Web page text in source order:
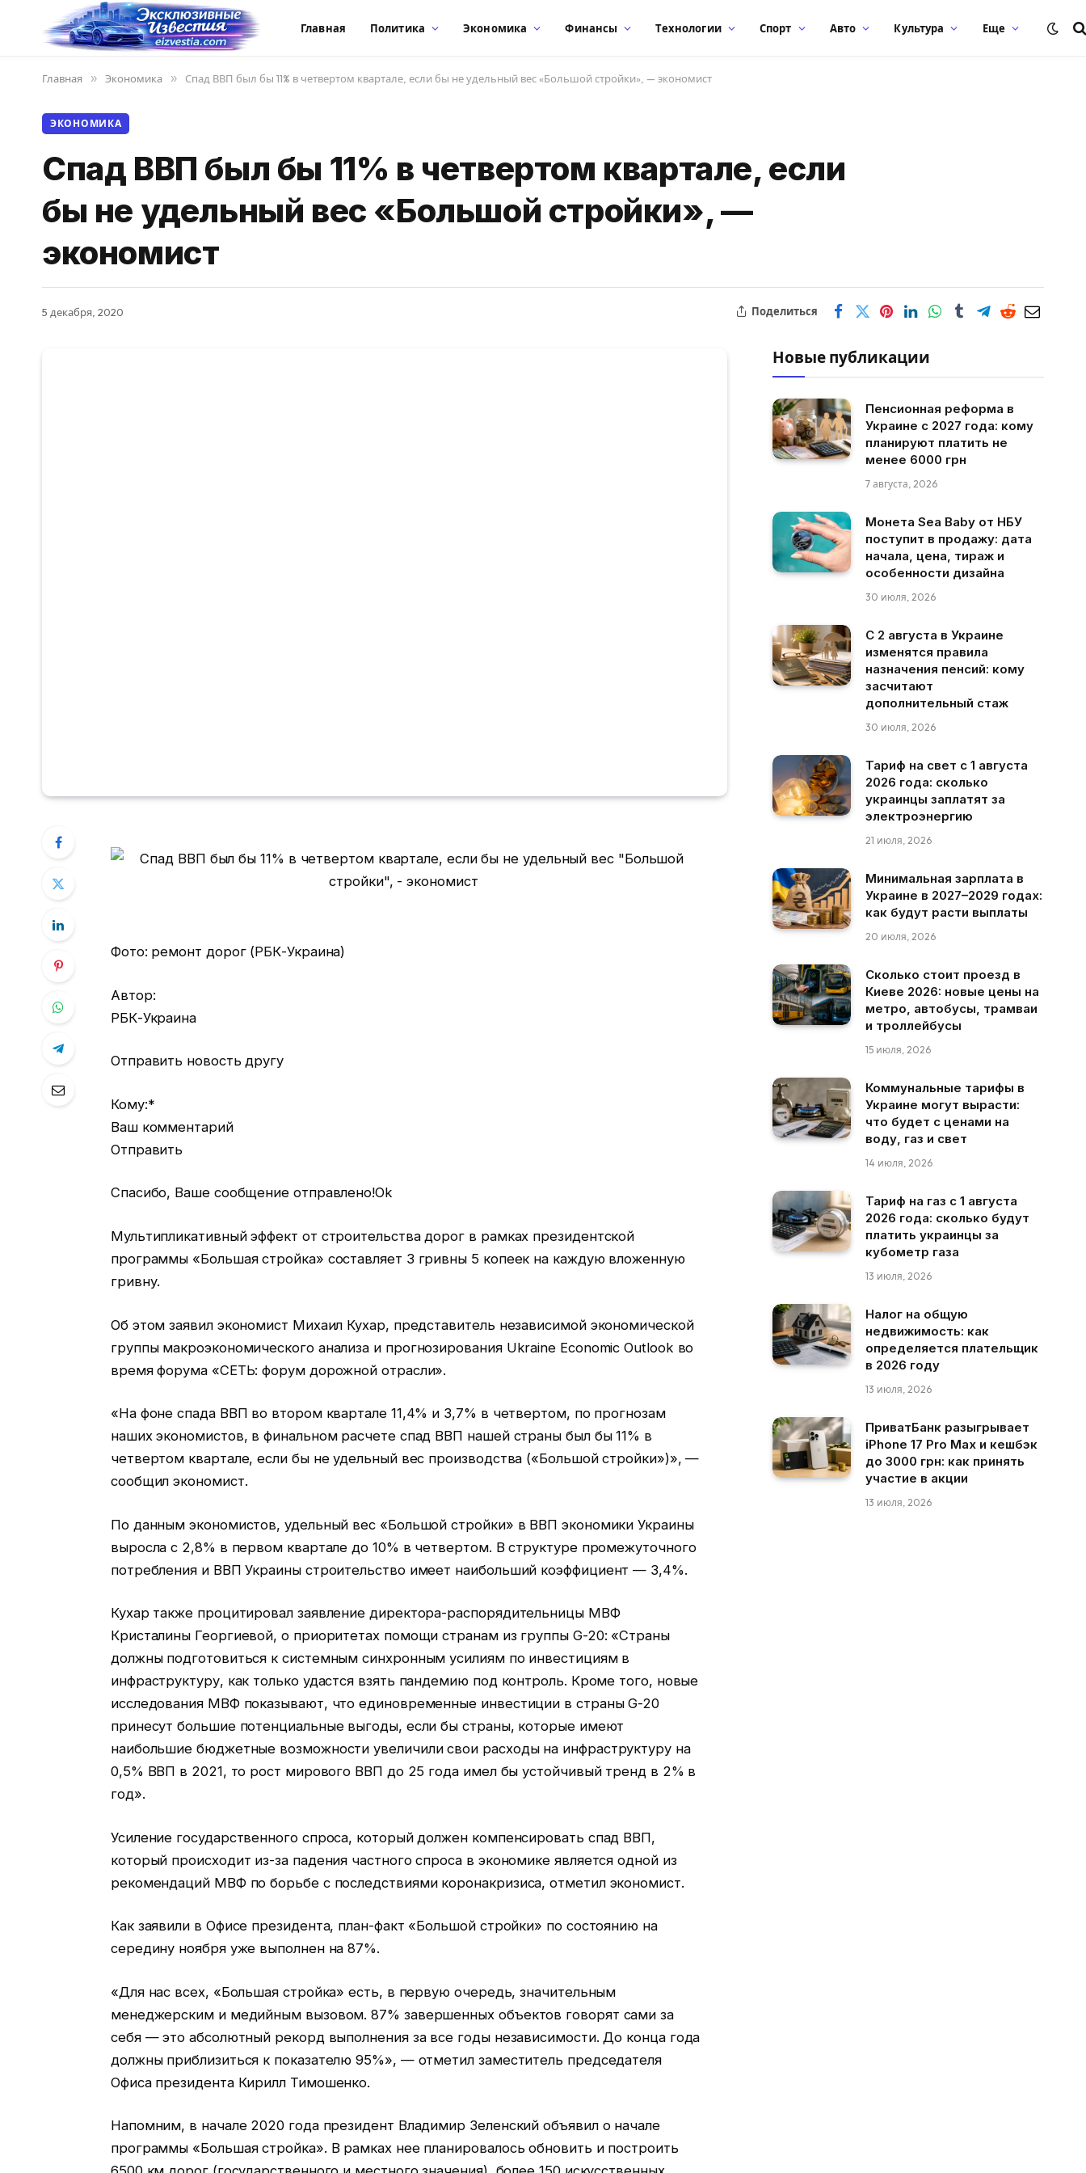
Главная Политика Экономика Финансы Технологии Спорт Авто Культура Еще
Главная » Экономика » Спад ВВП был бы 11% в четвертом квартале, если бы не удельный вес «Большой стройки», — экономист
ЭКОНОМИКА
Спад ВВП был бы 11% в четвертом квартале, если
бы не удельный вес «Большой стройки», —
экономист
5 декабря, 2020 Поделиться
Фото: ремонт дорог (РБК-Украина)
Автор:
РБК-Украина
Отправить новость другу
Кому:*
Ваш комментарий
Отправить
Спасибо, Ваше сообщение отправлено!Ok
Мультипликативный эффект от строительства дорог в рамках президентской
программы «Большая стройка» составляет 3 гривны 5 копеек на каждую вложенную
гривну.
Об этом заявил экономист Михаил Кухар, представитель независимой экономической
группы макроэкономического анализа и прогнозирования Ukraine Economic Outlook во
время форума «СЕТЬ: форум дорожной отрасли».
«На фоне спада ВВП во втором квартале 11,4% и 3,7% в четвертом, по прогнозам
наших экономистов, в финальном расчете спад ВВП нашей страны был бы 11% в
четвертом квартале, если бы не удельный вес производства («Большой стройки»)», —
сообщил экономист.
По данным экономистов, удельный вес «Большой стройки» в ВВП экономики Украины
выросла с 2,8% в первом квартале до 10% в четвертом. В структуре промежуточного
потребления и ВВП Украины строительство имеет наибольший коэффициент — 3,4%.
Кухар также процитировал заявление директора-распорядительницы МВФ
Кристалины Георгиевой, о приоритетах помощи странам из группы G-20: «Страны
должны подготовиться к системным синхронным усилиям по инвестициям в
инфраструктуру, как только удастся взять пандемию под контроль. Кроме того, новые
исследования МВФ показывают, что единовременные инвестиции в страны G-20
принесут большие потенциальные выгоды, если бы страны, которые имеют
наибольшие бюджетные возможности увеличили свои расходы на инфраструктуру на
0,5% ВВП в 2021, то рост мирового ВВП до 25 года имел бы устойчивый тренд в 2% в
год».
Усиление государственного спроса, который должен компенсировать спад ВВП,
который происходит из-за падения частного спроса в экономике является одной из
рекомендаций МВФ по борьбе с последствиями коронакризиса, отметил экономист.
Как заявили в Офисе президента, план-факт «Большой стройки» по состоянию на
середину ноября уже выполнен на 87%.
«Для нас всех, «Большая стройка» есть, в первую очередь, значительным
менеджерским и медийным вызовом. 87% завершенных объектов говорят сами за
себя — это абсолютный рекорд выполнения за все годы независимости. До конца года
должны приблизиться к показателю 95%», — отметил заместитель председателя
Офиса президента Кирилл Тимошенко.
Напомним, в начале 2020 года президент Владимир Зеленский объявил о начале
программы «Большая стройка». В рамках нее планировалось обновить и построить
Новые публикации
Пенсионная реформа в
Украине с 2027 года: кому
планируют платить не
менее 6000 грн
7 августа, 2026
Монета Sea Baby от НБУ
поступит в продажу: дата
начала, цена, тираж и
особенности дизайна
30 июля, 2026
С 2 августа в Украине
изменятся правила
назначения пенсий: кому
засчитают
дополнительный стаж
30 июля, 2026
Тариф на свет с 1 августа
2026 года: сколько
украинцы заплатят за
электроэнергию
21 июля, 2026
Минимальная зарплата в
Украине в 2027–2029 годах:
как будут расти выплаты
20 июля, 2026
Сколько стоит проезд в
Киеве 2026: новые цены на
метро, автобусы, трамваи
и троллейбусы
15 июля, 2026
Коммунальные тарифы в
Украине могут вырасти:
что будет с ценами на
воду, газ и свет
14 июля, 2026
Тариф на газ с 1 августа
2026 года: сколько будут
платить украинцы за
кубометр газа
13 июля, 2026
Налог на общую
недвижимость: как
определяется плательщик
в 2026 году
13 июля, 2026
ПриватБанк разыгрывает
iPhone 17 Pro Max и кешбэк
до 3000 грн: как принять
участие в акции
13 июля, 2026